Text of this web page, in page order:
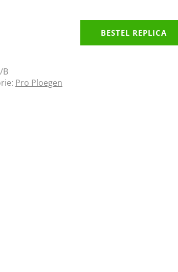
BESTEL REPLICA
B
Pro Ploegen